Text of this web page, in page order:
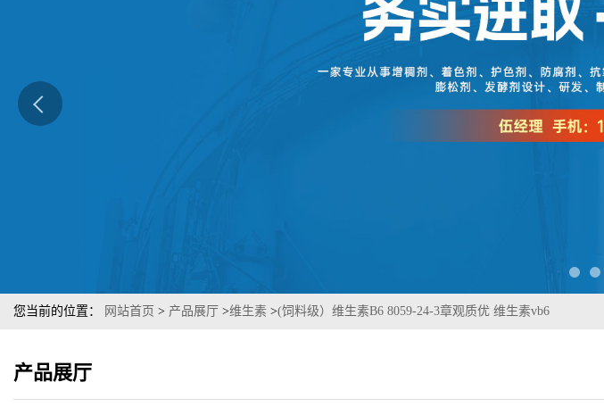
您当前的位置： 网站首页 > 产品展厅 >维生素 >(饲料级）维生素B6 8059-24-3章观质优 维生素vb6
产品展厅